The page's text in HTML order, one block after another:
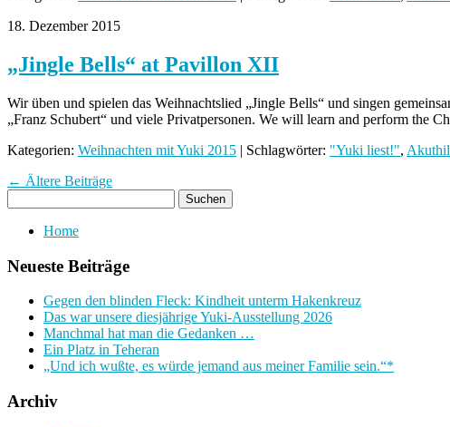
18. Dezember 2015
„Jingle Bells“ at Pavillon XII
Wir üben und spielen das Weihnachtslied „Jingle Bells“ und singen
„Franz Schubert“ und viele Privatpersonen. We will learn and perform the
Kategorien: Weihnachten mit Yuki 2015 | Schlagwörter: "Yuki liest!",
← Ältere Beiträge
Home
Neueste Beiträge
Gegen den blinden Fleck: Kindheit unterm Hakenkreuz
Das war unsere diesjährige Yuki-Ausstellung 2026
Manchmal hat man die Gedanken …
Ein Platz in Teheran
„Und ich wußte, es würde jemand aus meiner Familie sein.“*
Archiv